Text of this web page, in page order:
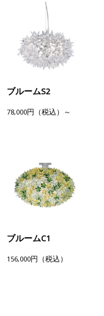
ブルームS2
78,000円（税込）～
ブルームC1
156,000円（税込）